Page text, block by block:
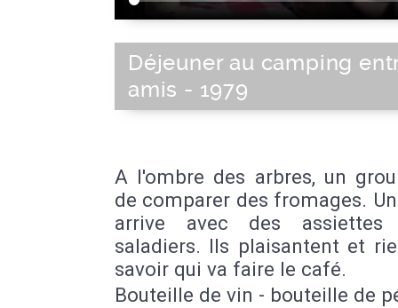
Déjeuner au camping
amis - 1979
A l'ombre des arbres, un
de comparer des fromages.
arrive avec des
saladiers. Ils plaisantent et
savoir qui va faire le café.
Bouteille de vin - bouteille de